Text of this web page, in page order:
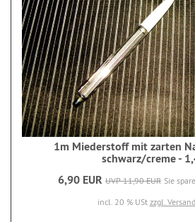
1m Miederstoff mit zarten
schwarz/creme -
6,90 EUR UVP 11,90 EUR Sie
incl. 20 % USt zzgl.